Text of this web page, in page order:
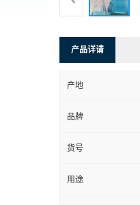
产品详请
产地
品牌
货号
用途